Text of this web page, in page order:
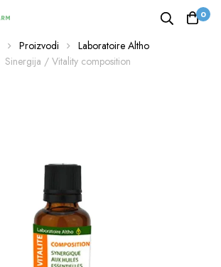
0
Proizvodi
Laboratoire Altho
Sinergija / Vitality composition